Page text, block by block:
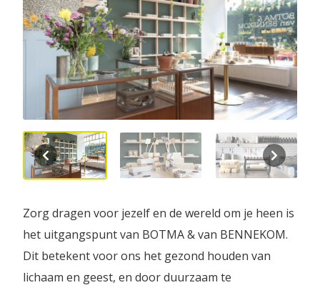
Zorg dragen voor jezelf en de wereld om je heen is
het uitgangspunt van BOTMA & van BENNEKOM.
Dit betekent voor ons het gezond houden van
lichaam en geest, en door duurzaam te